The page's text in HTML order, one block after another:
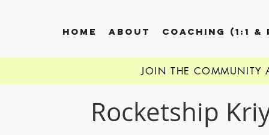
HOME ABOUT COACHING (1:1 &
Rocketship
JOIN THE COMMUNITY